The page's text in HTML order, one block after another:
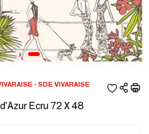
- SDE VIVARAISE
Ecru 72 X 48